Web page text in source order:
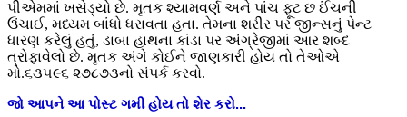
પીએમમાં ખસેડ્યો છે. મૃતક શ્યામવર્ણ અને પાંચ ફૂટ છ ઈંચની
ઉંચાઈ, મધ્યમ બાંધો ધરાવતા હતા. તેમના શરીર પર જીન્સનું પેન્ટ
ધારણ કરેલું હતું, ડાબા હાથના કાંડા પર અંગ્રેજીમાં આર શબ્દ
ત્રોફાવેલો છે. મૃતક અંગે કોઈને જાણકારી હોય તો તેઓએ
મો.૬૩૫૯૬ ૨૭૮૭૩નો સંપર્ક કરવો.
જો આપને આ પોસ્ટ ગમી હોય તો શેર કરો...